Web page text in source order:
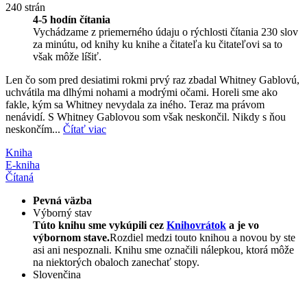
240 strán
4-5 hodín čítania
Vychádzame z priemerného údaju o rýchlosti čítania 230 slov
za minútu, od knihy ku knihe a čitateľa ku čitateľovi sa to
však môže líšiť.
Len čo som pred desiatimi rokmi prvý raz zbadal Whitney Gablovú,
uchvátila ma dlhými nohami a modrými očami. Horeli sme ako
fakle, kým sa Whitney nevydala za iného. Teraz ma právom
nenávidí. S Whitney Gablovou som však neskončil. Nikdy s ňou
neskončím... Čítať viac
Kniha
E-kniha
Čítaná
Pevná väzba
Výborný stav
Túto knihu sme vykúpili cez Knihovrátok a je vo
výbornom stave.Rozdiel medzi touto knihou a novou by ste
asi ani nespoznali. Knihu sme označili nálepkou, ktorá môže
na niektorých obaloch zanechať stopy.
Slovenčina